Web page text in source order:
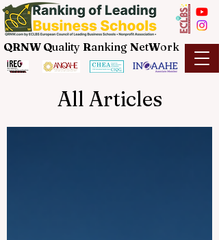
QRNW Quality Ranking NetWork
All Articles